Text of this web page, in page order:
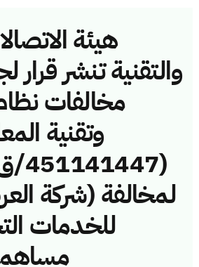
هيئة
والتقنية تنشر قرار
مخالفات
وتقنية
لمخالفة (شركة
للخدمات